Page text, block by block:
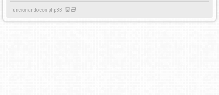
Funcionando con phpBB -